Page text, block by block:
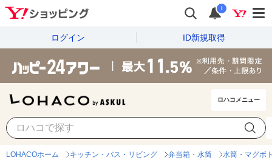
i
ログイン ID新規取得
ロハコメニュー
LOHACOホーム キッチン・バス・リビング 弁当箱・水筒 水筒・マグボ